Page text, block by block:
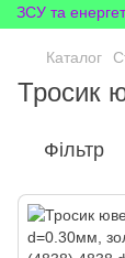
ЗСУ та
Каталог
Тросик
Фільтр